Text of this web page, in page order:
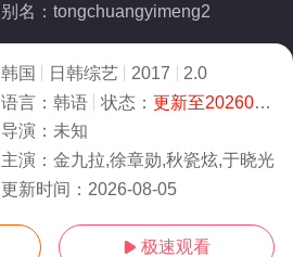
别名：tongchuangyimeng2
韩国 日韩综艺 2017
2.0
语言： 韩语 状态： 更新至20260804期
导演： 未知
主演： 金九拉,徐章勋,秋瓷炫,于晓光
更新时间： 2026-08-05
 极速观看